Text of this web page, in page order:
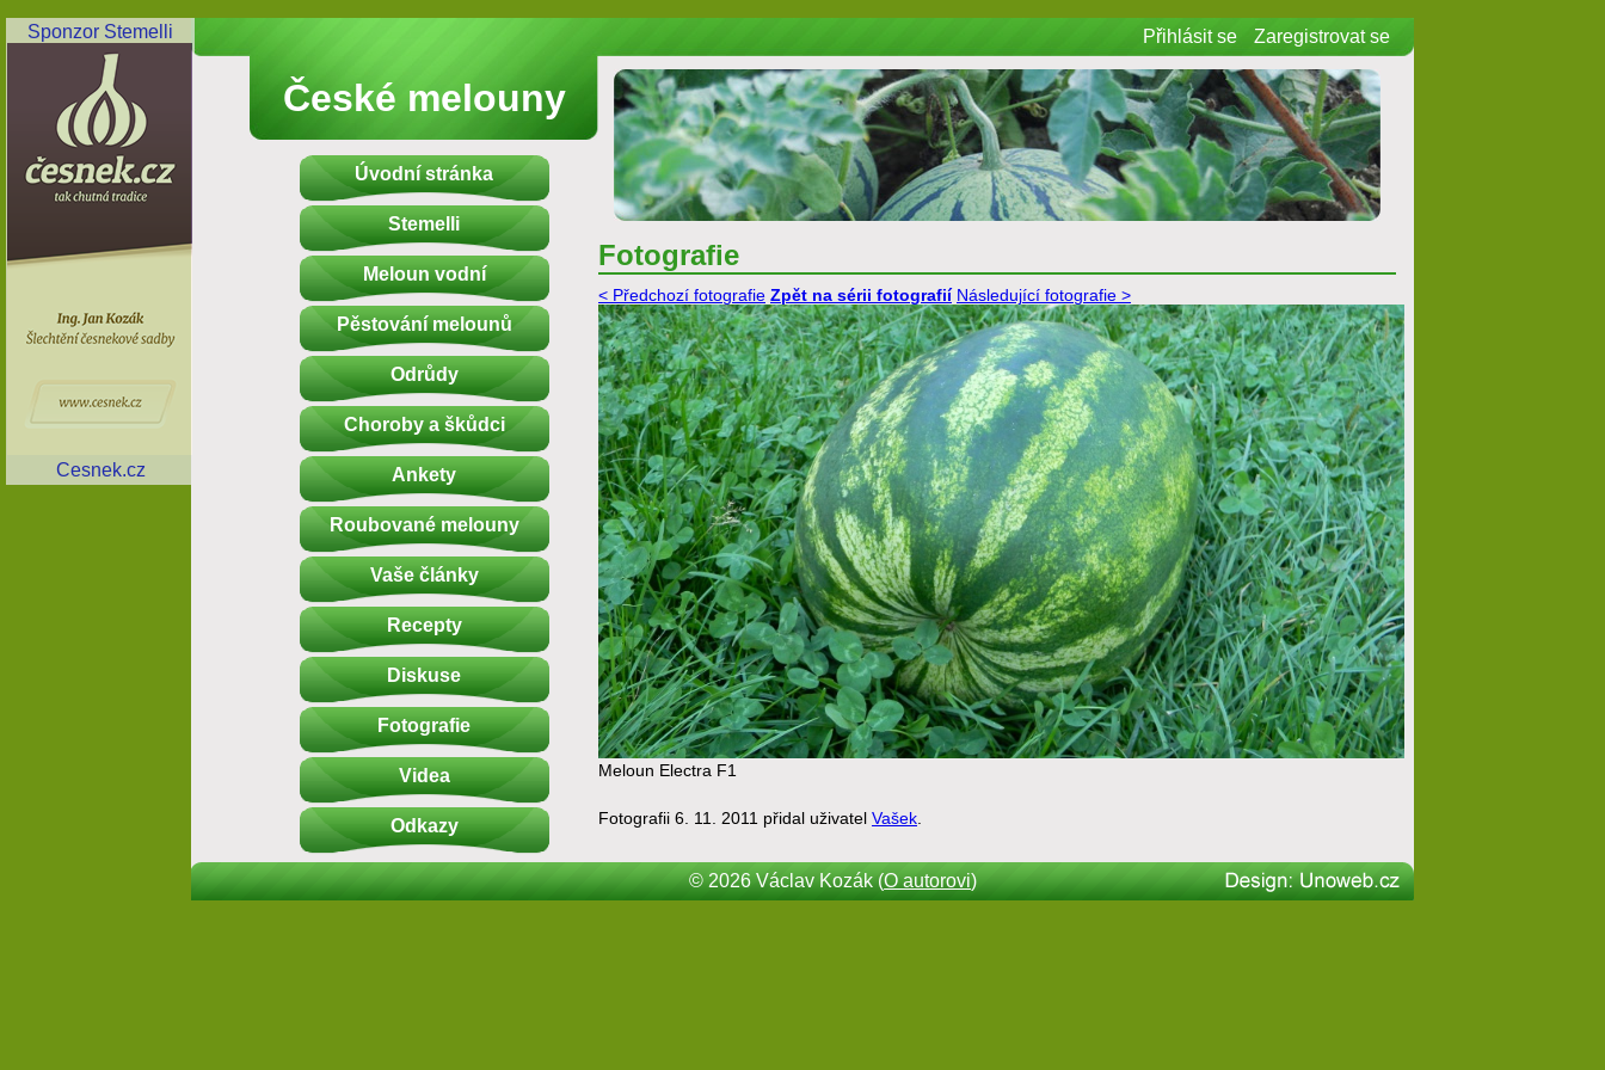
České melouny
Přihlásit se Zaregistrovat se
Úvodní stránka
Stemelli
Meloun vodní
Pěstování melounů
Odrůdy
Choroby a škůdci
Ankety
Roubované melouny
Vaše články
Recepty
Diskuse
Fotografie
Videa
Odkazy
Sponzor Stemelli
Cesnek.cz
Fotografie
< Předchozí fotografie Zpět na sérii fotografií Následující fotografie >
Meloun Electra F1
Fotografii 6. 11. 2011 přidal uživatel Vašek.
© 2026 Václav Kozák (O autorovi)